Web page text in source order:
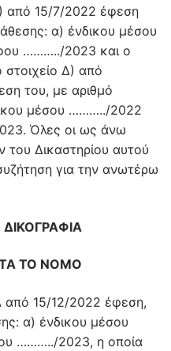
από 15/7/2022 έφεση
α) ένδικου μέσου
………../2023 και ο
στοιχείο Δ) από
του, με αριθμό
μέσου ………../2022
Όλες οι ως άνω
Δικαστηρίου αυτού
για την ανωτέρω
ΤΟ ΝΟΜΟ
από 15/12/2022 έφεση,
α) ένδικου μέσου
………../2023, η οποία